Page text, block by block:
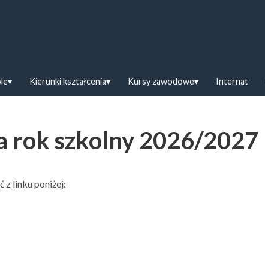
w Bielsku Podlaskim
Kierunki kształcenia Kursy zawodowe Internat
rok szkolny 2026/2027
z linku poniżej: